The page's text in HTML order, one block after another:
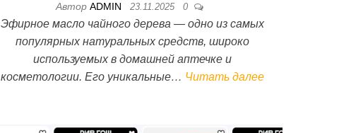
АвторADMIN 23.11.2025 0
Эфирное масло чайного дерева — одно из самых
популярных натуральных средств, широко
используемых в домашней аптечке и
косметологии. Его уникальные… Читать далее